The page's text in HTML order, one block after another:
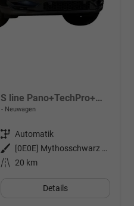
NEU TFSI 265 PS quattro S line Pano+TechPro+Matrix+AHK+HUD+Alu20+KlimaPlus+DCC+SONOS
Neuwagen
Getriebe Automatik
Außenfarbe
[0E0E] Mythosschwarz Metallic
Kilometerstand 20 km
Details